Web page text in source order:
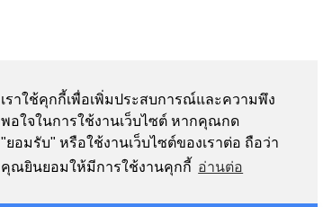
เราใช้คุกกี้เพื่อเพิ่มประสบการณ์และความพึง
พอใจในการใช้งานเว็บไซต์ หากคุณกด
"ยอมรับ" หรือใช้งานเว็บไซต์ของเราต่อ ถือว่า
คุณยินยอมให้มีการใช้งานคุกกี้ อ่านต่อ